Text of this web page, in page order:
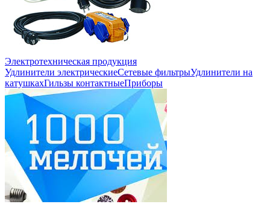
Электротехническая продукция
Удлинители электрическиеСетевые фильтрыУдлинители на
катушкахГильзы контактныеПриборы